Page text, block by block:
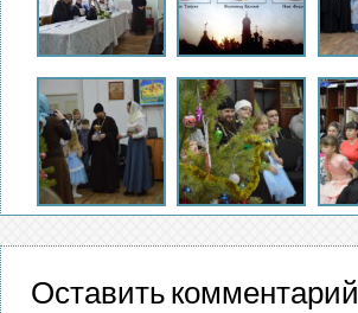
Оставить комментарий